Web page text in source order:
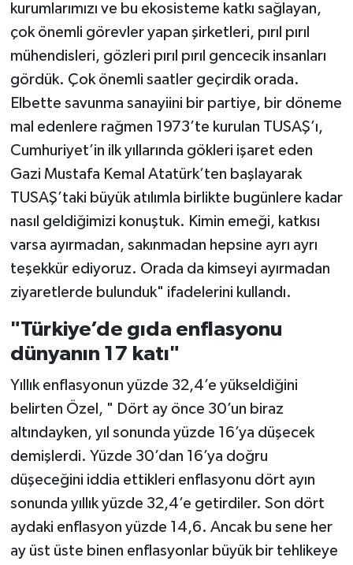
kurumlarımızı ve bu ekosisteme katkı sağlayan,
çok önemli görevler yapan şirketleri, pırıl pırıl
mühendisleri, gözleri pırıl pırıl gencecik insanları
gördük. Çok önemli saatler geçirdik orada.
Elbette savunma sanayiini bir partiye, bir döneme
mal edenlere rağmen 1973’te kurulan TUSAŞ’ı,
Cumhuriyet’in ilk yıllarında gökleri işaret eden
Gazi Mustafa Kemal Atatürk’ten başlayarak
TUSAŞ’taki büyük atılımla birlikte bugünlere kadar
nasıl geldiğimizi konuştuk. Kimin emeği, katkısı
varsa ayırmadan, sakınmadan hepsine ayrı ayrı
teşekkür ediyoruz. Orada da kimseyi ayırmadan
ziyaretlerde bulunduk" ifadelerini kullandı.
"Türkiye’de gıda enflasyonu
dünyanın 17 katı"
Yıllık enflasyonun yüzde 32,4’e yükseldiğini
belirten Özel, " Dört ay önce 30’un biraz
altındayken, yıl sonunda yüzde 16’ya düşecek
demişlerdi. Yüzde 30’dan 16’ya doğru
düşeceğini iddia ettikleri enflasyonu dört ayın
sonunda yıllık yüzde 32,4’e getirdiler. Son dört
aydaki enflasyon yüzde 14,6. Ancak bu sene her
ay üst üste binen enflasyonlar büyük bir tehlikeye